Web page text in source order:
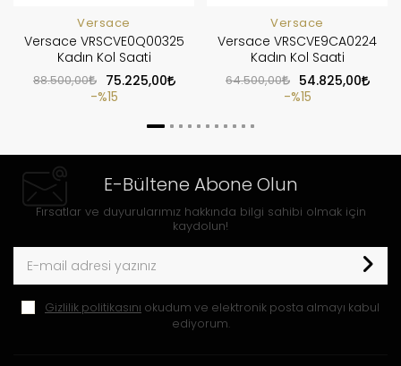
Versace
Versace VRSCVE0Q00325
Kadın Kol Saati
88.500,00
75.225,00
%15
Versace
Versace VRSCVE9CA0224
Kadın Kol Saati
64.500,00
54.825,00
%15
E-Bültene Abone Olun
Fırsatlar ve duyurularımız hakkında bilgi sahibi olmak için
kaydolun!
Gizlilik politikasını okudum ve elektronik posta almayı kabul
ediyorum.